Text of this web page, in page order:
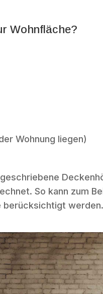
Wohnfläche?
Wohnung liegen)
So kann zum
berücksichtigt werden.